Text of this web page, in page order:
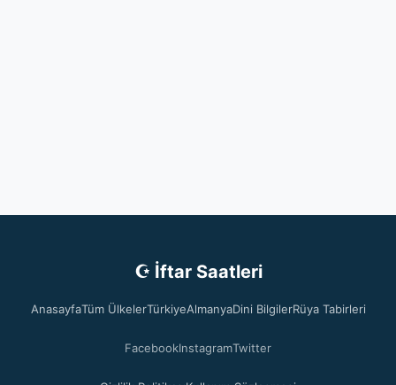
☪ İftar Saatleri
AnasayfaTüm ÜlkelerTürkiyeAlmanyaDini BilgilerRüya Tabirleri
FacebookInstagramTwitter